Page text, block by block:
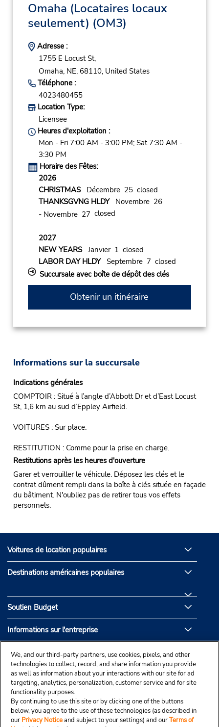
Omaha (Locataires locaux
seulement) (OM3)
Adresse :
1755 E Locust St,
Omaha, NE, 68110, United States
Téléphone :
4023480455
Location Type:
Licensee
Heures d'exploitation :
Mon - Fri 7:00 AM - 3:00 PM; Sat 7:30 AM -
3:30 PM
Horaire des Fêtes:
2026
CHRISTMASDécembre 25 closed
THANKSGVNG HLDYNovembre 26
- Novembre 27 closed
2027
NEW YEARSJanvier 1 closed
LABOR DAY HLDYSeptembre 7 closed
Succursale avec boîte de dépôt des clés
Obtenir un itinéraire
Informations sur la succursale
Indications générales
COMPTOIR : Situé à l’angle d’Abbott Dr et d’East Locust
St, 1,6 km au sud d’Eppley Airfield.
VOITURES : Sur place.
RESTITUTION : Comme pour la prise en charge.
Restitutions après les heures d'ouverture
Garer et verrouiller le véhicule. Déposez les clés et le
contrat dûment rempli dans la boîte à clés située en façade
du bâtiment. N'oubliez pas de retirer tous vos effets
personnels.
Voitures de location populaires
Destinations américaines populaires
Soutien Budget
Informations sur l'entreprise
Partenaires de Budget
We, and our third-party partners, use cookies, pixels, and other
technologies to collect, record, and share information you provide
as well as information about your interactions with our site for ad
targeting, analytics, personalization, customer service and for site
functionality purposes.
By continuing to use this site or by clicking one of the buttons
below, you agree to the use of these technologies (as described in
our Privacy Noticeand subject to your settings) and ourTerms of